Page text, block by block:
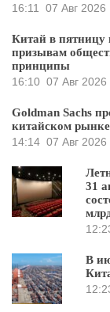
16:11
07 Авг 2026
Китай в пятницу
призывам
принципы
16:10 07 Авг 2026
Goldman Sachs
китайском рынке
14:14 07 Авг 2026
31
В